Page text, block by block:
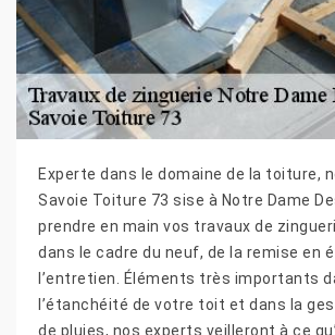
Experte dans le domaine de la toiture,
Savoie Toiture 73 sise à Notre Dame
prendre en main vos travaux de
dans le cadre du neuf, de la remise en
l’entretien. Éléments très importants
l’étanchéité de votre toit et dans la
de pluies, nos experts veilleront à ce